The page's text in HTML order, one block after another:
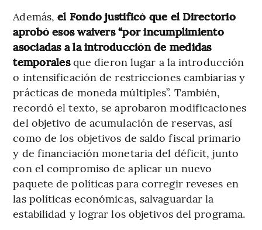
Además,el Fondo justificó que el Directorio
aprobó esos waivers “por incumplimiento
asociadas a la introducción de medidas
temporalesque dieron lugar a la introducción
o intensificación de restricciones cambiarias y
prácticas de moneda múltiples”. También,
recordó el texto, se aprobaron modificaciones
del objetivo de acumulación de reservas, así
como de los objetivos de saldo fiscal primario
y de financiación monetaria del déficit, junto
con el compromiso de aplicar un nuevo
paquete de políticas para corregir reveses en
las políticas económicas, salvaguardar la
estabilidad y lograr los objetivos del programa.